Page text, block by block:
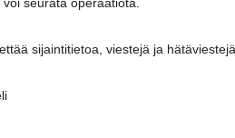
sijaintitietoa, viestejä ja